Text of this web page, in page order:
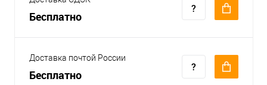
Бесплатно
Доставка почтой России
Бесплатно